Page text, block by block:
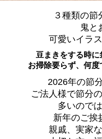
３種類の節
鬼と
可愛いイラ
豆まきをする時に
お掃除要らず、何
2026年の節
ご法人様で節分
多いので
新年のご挨
親戚、実家